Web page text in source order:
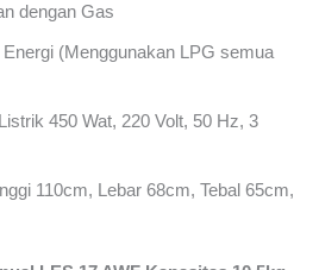
dengan Gas
(Menggunakan LPG semua
450 Wat, 220 Volt, 50 Hz, 3
110cm, Lebar 68cm, Tebal 65cm,